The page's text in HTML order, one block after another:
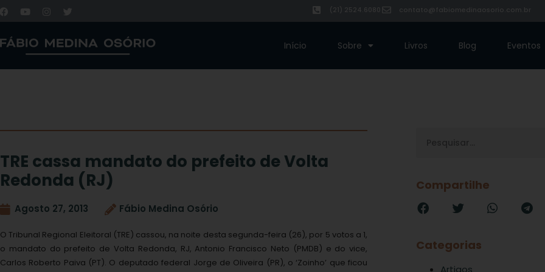
(21) 2524.6080 contato@fabiomedinaosorio.com.br
Início Sobre Livros Blog Eventos
TRE cassa mandato do prefeito de Volta
Redonda (RJ)
Agosto 27, 2013 Fábio Medina Osório
O Tribunal Regional Eleitoral (TRE) cassou, na noite desta segunda-feira (26), por 5 votos a 1,
o mandato do prefeito de Volta Redonda, RJ, Antonio Francisco Neto (PMDB) e do vice,
Carlos Roberto Paiva (PT). O deputado federal Jorge de Oliveira (PR), o ‘Zoinho’ que ficou
Compartilhe
Categorias
Artigos